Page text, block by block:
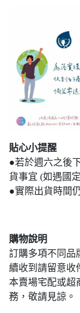
貼心小提醒
●若於週六之後
貨事宜 (如遇國
●實際出貨時間
購物說明
訂購多項不同品
續收到請留意收
本賣場宅配或超
務，敬請見諒。